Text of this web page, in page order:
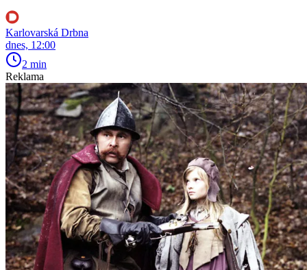
Karlovarská Drbna
dnes, 12:00
2 min
Reklama